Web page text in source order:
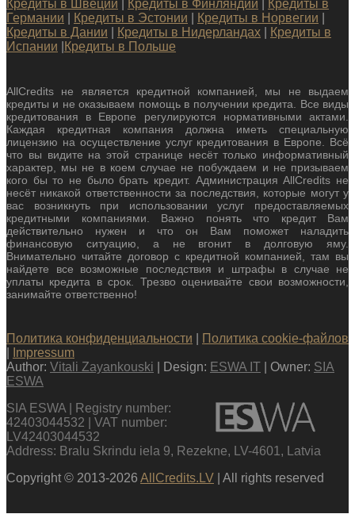
Кредиты в Швеции Кредиты в Финляндии
Кредиты в
Германии
Кредиты в Эстонии Кредиты в Норвегии
Кредиты в Дании
Кредиты в Нидерландах
Кредиты в
Испании
Кредиты в Польше
AllCredits не является кредитной компанией, мы не выдаем
кредиты и не оказываем помощь в получении кредита. Все виды
кредитования в Европе регулируются нормативными актами.
Каждая кредитная компания должна иметь специальную
лицензию на осуществление услуг кредитования в Европе. Всё
что вы видите на этой странице несёт только информативный
характер, мы не в коем случае не побуждаем и не призываем
кого бы то не было брать кредит. Администрация AllCredits не
несёт никакой ответственности за последствия, которые могут у
вас возникнуть при использовании услуг предоставляемых
кредитными компаниями. Важно понять что кредит Вам
действительно нужен и что он Вам поможет наладить
финансовую ситуацию, а не вгонит в долговую яму.
Внимательно читайте договор с кредитной компанией, там вы
найдете все возможные последствия и штрафы в случае не
уплаты кредита в срок. Трезво оценивайте свои возможности,
занимайте ответственно!
Политика конфиденциальности
Политика cookie-файлов
Impressum
Author: Vitali Zayankouski | Design: ESWA IT | Owner: SIA
ESWA
SIA ESWA | Registry number:
42403044532 | VAT number:
LV42403044532
Address: Bralu Skrindu iela 9, Rezekne, LV-4601, Latvia
Copyright © 2013-2026 AllCredits.LV | All rights reserved